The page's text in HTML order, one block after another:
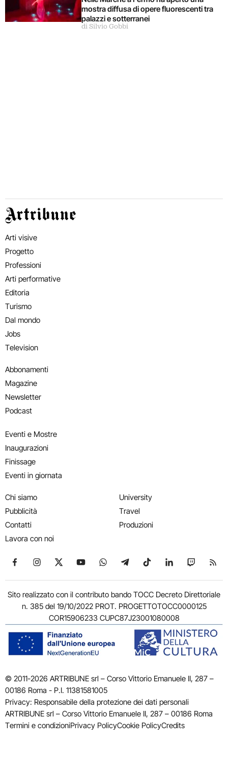
mostra diffusa di opere fluorescenti tra
palazzi e sotterranei
di Silvio Gobbi
Artribune
Arti visive
Progetto
Professioni
Arti performative
Editoria
Turismo
Dal mondo
Jobs
Television
Abbonamenti
Magazine
Newsletter
Podcast
Eventi e Mostre
Inaugurazioni
Finissage
Eventi in giornata
Chi siamo
Pubblicità
Contatti
Lavora con noi
University
Travel
Produzioni
Seguici su Facebook
Seguici su Instagram
Seguici su X
Seguici su YouTube
Seguici su WhatsApp
Seguici su Telegram
Seguici su TikTok
Seguici su
Seguici
Sito realizzato con il contributo bando TOCC Decreto Direttoriale
n. 385 del 19/10/2022 PROT. PROGETTOTOCC0000125
COR15906233 CUPC87J23001080008
© 2011-2026 ARTRIBUNE srl – Corso Vittorio Emanuele II, 287 –
00186 Roma - P.I. 11381581005
Privacy: Responsabile della protezione dei dati personali
ARTRIBUNE srl – Corso Vittorio Emanuele II, 287 – 00186 Roma
Termini e condizioniPrivacy PolicyCookie PolicyCredits